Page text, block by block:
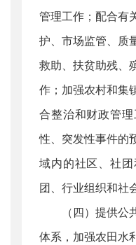
管理工作；配合有
护、市场监管、质
救助、扶贫助残、
作；加强农村和集
合整治和财政管
性、突发性事件的
域内的社区、社
团、行业组织和社
（四）提供
体系，加强农田水